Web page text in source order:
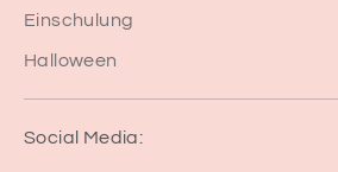
Einschulung
Halloween
Social Media: